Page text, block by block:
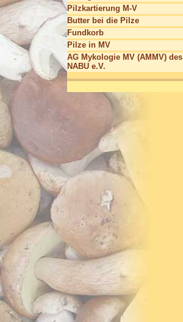
Pilzkartierung M-V
Butter bei die Pilze
Fundkorb
Pilze in MV
AG Mykologie MV (AMMV) des
NABU e.V.